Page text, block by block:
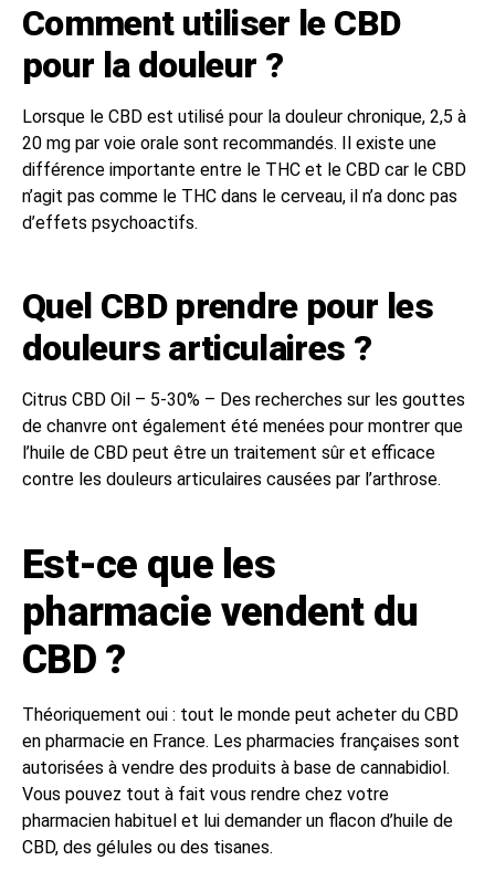
Comment utiliser le CBD
pour la douleur ?
Lorsque le CBD est utilisé pour la douleur chronique, 2,5 à
20 mg par voie orale sont recommandés. Il existe une
différence importante entre le THC et le CBD car le CBD
n’agit pas comme le THC dans le cerveau, il n’a donc pas
d’effets psychoactifs.
Quel CBD prendre pour les
douleurs articulaires ?
Citrus CBD Oil – 5-30% – Des recherches sur les gouttes
de chanvre ont également été menées pour montrer que
l’huile de CBD peut être un traitement sûr et efficace
contre les douleurs articulaires causées par l’arthrose.
Est-ce que les
pharmacie vendent du
CBD ?
Théoriquement oui : tout le monde peut acheter du CBD
en pharmacie en France. Les pharmacies françaises sont
autorisées à vendre des produits à base de cannabidiol.
Vous pouvez tout à fait vous rendre chez votre
pharmacien habituel et lui demander un flacon d’huile de
CBD, des gélules ou des tisanes.